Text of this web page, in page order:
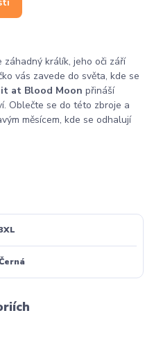
záhadný králík, jeho oči září
vás zavede do světa, kde se
at Blood Moon přináší
Oblečte se do této zbroje a
měsícem, kde se odhalují